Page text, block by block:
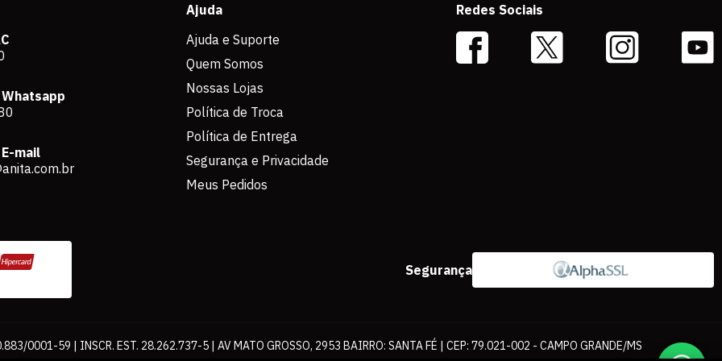
mail
Ajuda
Ajuda e Suporte
Quem Somos
Nossas Lojas
Política de Troca
Política de Entrega
Segurança e Privacidade
Meus Pedidos
Redes Sociais
Segurança
0001-59 | INSCR. EST. 28.262.737-5 | AV MATO GROSSO, 2953 BAIRRO: SANTA FÉ | CEP: 79.021-002 - CAMPO GRANDE/MS